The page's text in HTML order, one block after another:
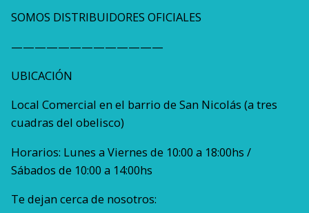
SOMOS DISTRIBUIDORES OFICIALES
—————————————
UBICACIÓN
Local Comercial en el barrio de San Nicolás (a tres
cuadras del obelisco)
Horarios: Lunes a Viernes de 10:00 a 18:00hs /
Sábados de 10:00 a 14:00hs
Te dejan cerca de nosotros: